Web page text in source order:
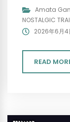
Amata
NOSTALGIC
2026年6月4
READ